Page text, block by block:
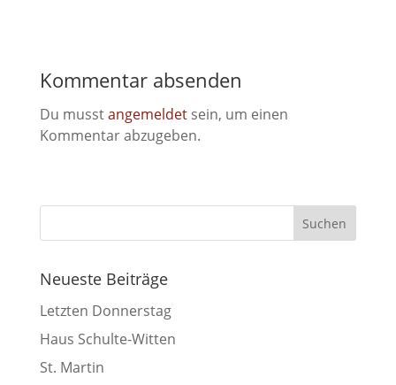
Kommentar absenden
Du musstangemeldetsein, um einen
Kommentar abzugeben.
Neueste Beiträge
Letzten Donnerstag
Haus Schulte-Witten
St. Martin